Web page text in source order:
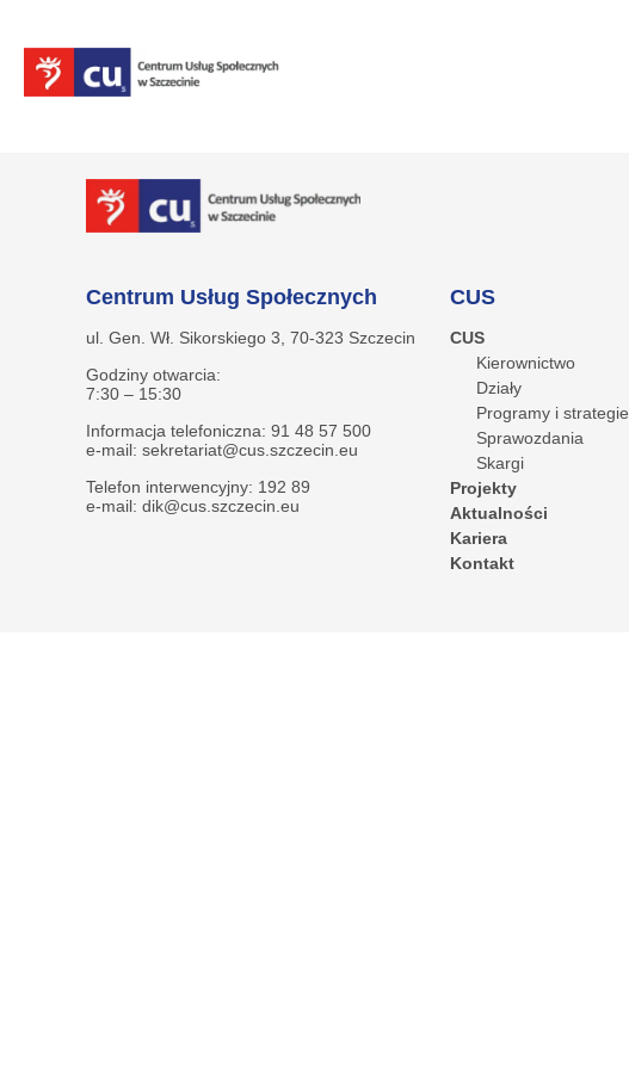
Centrum Usług Społecznych
ul. Gen. Wł. Sikorskiego 3, 70-323 Szczecin
Godziny otwarcia:
7:30 – 15:30
Informacja telefoniczna: 91 48 57 500
e-mail: sekretariat@cus.szczecin.eu
Telefon interwencyjny: 192 89
e-mail: dik@cus.szczecin.eu
CUS
CUS
Kierownictwo
Działy
Programy i strategie
Sprawozdania
Skargi
Projekty
Aktualności
Kariera
Kontakt